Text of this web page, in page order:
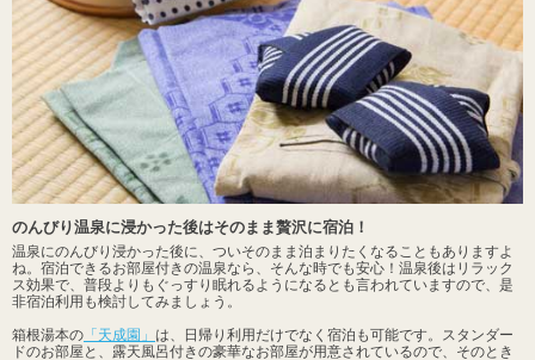
のんびり温泉に浸かった後はそのまま贅沢に宿泊！
温泉にのんびり浸かった後に、ついそのまま泊まりたくなることもありますよ
ね。宿泊できるお部屋付きの温泉なら、そんな時でも安心！温泉後はリラック
ス効果で、普段よりもぐっすり眠れるようになるとも言われていますので、是
非宿泊利用も検討してみましょう。
箱根湯本の 「天成園」 は、日帰り利用だけでなく宿泊も可能です。スタンダー
ドのお部屋と、露天風呂付きの豪華なお部屋が用意されているので、そのとき